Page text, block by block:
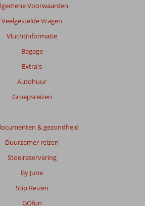
Voorwaarden
Veelgestelde Vragen
Vluchtinformatie
Bagage
Extra's
Autohuur
Groepsreizen
& gezondheid
Duurzamer reizen
Stoelreservering
By June
Stip Reizen
GOfun